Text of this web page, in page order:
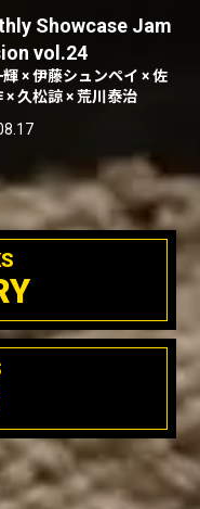
Showcase Jam
vol.24
× 伊藤シュンペイ × 佐
× 久松諒 × 荒川泰治